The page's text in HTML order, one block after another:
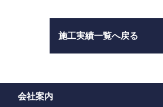
施工実績一覧へ戻る
会社案内